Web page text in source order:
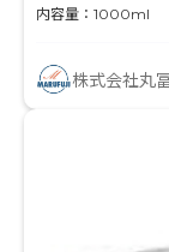
内容量：1000ml
株式会社丸